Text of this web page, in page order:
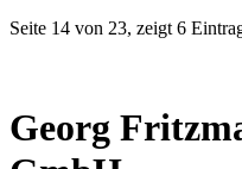
Seite 14 von 23, zeigt 6
Georg